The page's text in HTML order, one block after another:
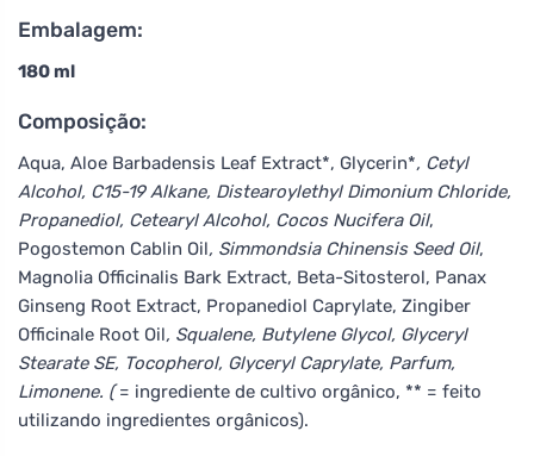
Embalagem:
180 ml
Composição:
Aqua, Aloe Barbadensis Leaf Extract*, Glycerin*, Cetyl
Alcohol, C15-19 Alkane, Distearoylethyl Dimonium Chloride,
Propanediol, Cetearyl Alcohol, Cocos Nucifera Oil,
Pogostemon Cablin Oil, Simmondsia Chinensis Seed Oil,
Magnolia Officinalis Bark Extract, Beta-Sitosterol, Panax
Ginseng Root Extract, Propanediol Caprylate, Zingiber
Officinale Root Oil, Squalene, Butylene Glycol, Glyceryl
Stearate SE, Tocopherol, Glyceryl Caprylate, Parfum,
Limonene. (= ingrediente de cultivo orgânico, ** = feito
utilizando ingredientes orgânicos).